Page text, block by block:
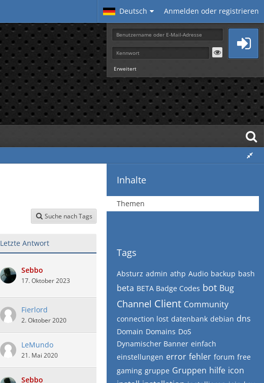
Deutsch Anmelden oder registrieren
Erweitert
Suche nach Tags
Letzte Antwort
Sebbo
17. Oktober 2023
Fierlord
2. Oktober 2020
LeMundo
21. Mai 2020
Sebbo
Inhalte
Themen
Tags
Absturz admin athp Audio backup bash
beta BETA Badge Codes bot Bug
Channel Client Community
connection lost datenbank debian dns
Domain Domains DoS
Dynamischer Banner einfach
einstellungen error fehler forum free
gaming gruppe Gruppen hilfe icon